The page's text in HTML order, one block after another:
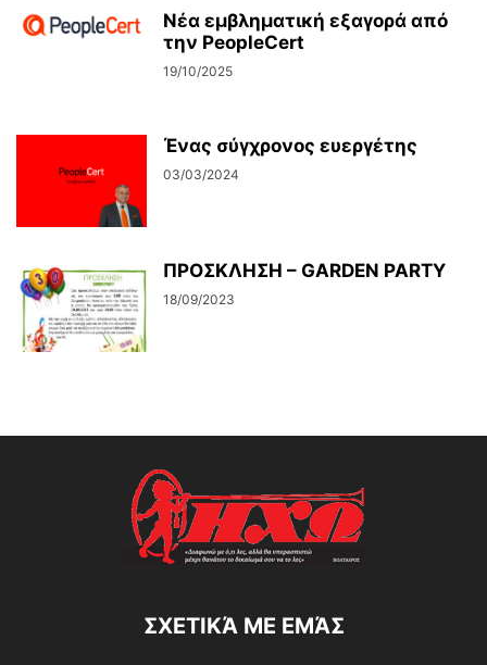
Νέα εμβληματική εξαγορά από
την PeopleCert
19/10/2025
Ένας σύγχρονος ευεργέτης
03/03/2024
ΠΡΟΣΚΛΗΣΗ – GARDEN PARTY
18/09/2023
ΣΧΕΤΙΚΆ ΜΕ ΕΜΆΣ